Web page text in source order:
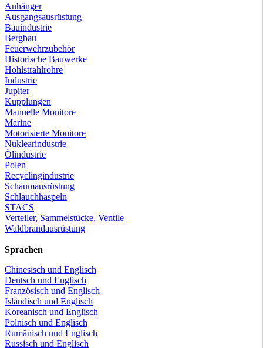
Anhänger
Ausgangsausrüstung
Bauindustrie
Bergbau
Feuerwehrzubehör
Historische Bauwerke
Hohlstrahlrohre
Industrie
Jupiter
Kupplungen
Manuelle Monitore
Marine
Motorisierte Monitore
Nuklearindustrie
Ölindustrie
Polen
Recyclingindustrie
Schaumausrüstung
Schlauchhaspeln
STACS
Verteiler, Sammelstücke, Ventile
Waldbrandausrüstung
Sprachen
Chinesisch und Englisch
Deutsch und Englisch
Französisch und Englisch
Isländisch und Englisch
Koreanisch und Englisch
Polnisch und Englisch
Rumänisch und Englisch
Russisch und Englisch